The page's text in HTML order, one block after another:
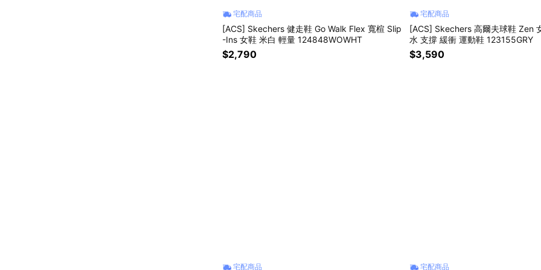
宅配商品
[ACS] Skechers 健走鞋 Go Walk Flex 寬楦 Slip
-Ins 女鞋 米白 輕量 124848WOWHT
$2,790
宅配商品
[ACS] Skechers 高爾夫球鞋 Zen
水 支撐 緩衝 運動鞋 123155GRY
$3,590
宅配商品 宅配商品